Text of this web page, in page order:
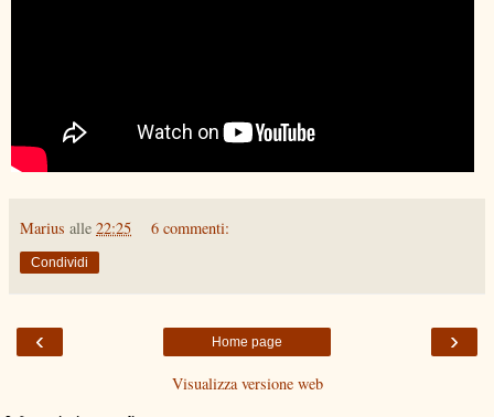
Marius alle 22:25 6 commenti:
Condividi
‹ ›
Home page
Visualizza versione web